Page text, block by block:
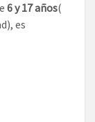
6 y 17 años(
es